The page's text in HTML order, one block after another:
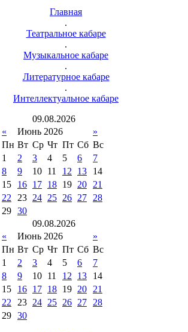
Главная
.
Театральное кабаре
.
Музыкальное кабаре
.
Литературное кабаре
.
Интеллектуальное кабаре
09.08.2026
«
Июнь 2026
»
Пн Вт Ср Чт Пт Сб Вс
1
2 3 4 5 6
7
8
9 10 11 12 13
14
15
16 17 18 19 20
21
22
23 24 25 26 27
28
29 30
09.08.2026
«
Июнь 2026
»
Пн Вт Ср Чт Пт Сб Вс
1
2 3 4 5 6
7
8
9 10 11 12 13
14
15
16 17 18 19 20
21
22
23 24 25 26 27
28
29 30